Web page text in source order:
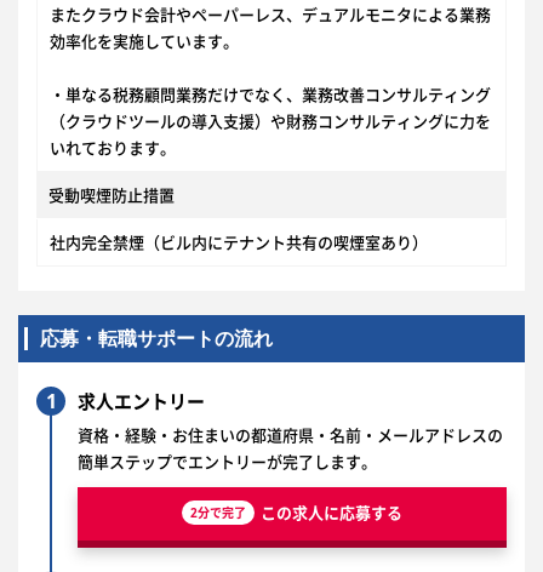
またクラウド会計やペーパーレス、デュアルモニタによる業務
効率化を実施しています。
・単なる税務顧問業務だけでなく、業務改善コンサルティング
（クラウドツールの導入支援）や財務コンサルティングに力を
いれております。
受動喫煙防止措置
社内完全禁煙（ビル内にテナント共有の喫煙室あり）
応募・転職サポートの流れ
1 求人エントリー
資格・経験・お住まいの都道府県・名前・メールアドレスの
簡単ステップでエントリーが完了します。
2分で完了 この求人に応募する